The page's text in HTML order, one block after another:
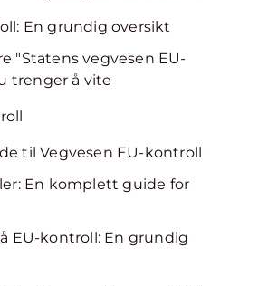
En grundig oversikt
"Statens vegvesen EU-
trenger å vite
til Vegvesen EU-kontroll
En komplett guide for
EU-kontroll: En grundig